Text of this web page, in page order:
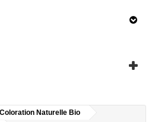
Coloration Naturelle Bio